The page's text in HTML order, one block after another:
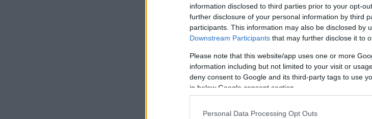
information disclosed to third parties prior to your opt-
further disclosure of your personal information by third
participants. This information may also be disclosed by
Downstream Participants that may further disclose it to
Please note that this website/app uses one or more
information including but not limited to your visit or
deny consent to Google and its third-party tags to use
in below Google consent section.
Personal Data Processing Opt Outs